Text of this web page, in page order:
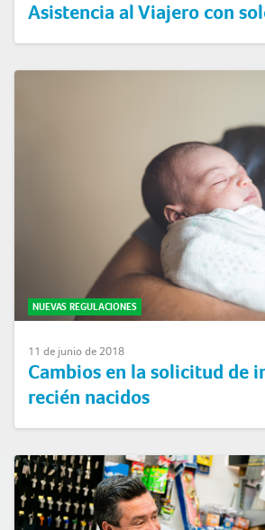
Asistencia al Viajero con
NUEVAS REGULACIONES
11 de junio de 2018
Cambios en la solicitud de
recién nacidos